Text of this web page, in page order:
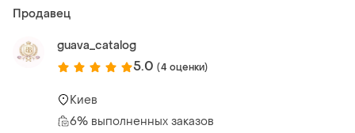
Продавец
guava_catalog
5.0 (4 оценки)
Киев
6% выполненных заказов